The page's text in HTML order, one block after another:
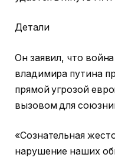
Детали
Он заявил, что
владимира путина
прямой угрозой
вызовом для
«Сознательная
нарушение наших